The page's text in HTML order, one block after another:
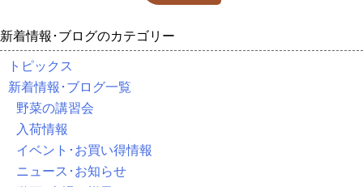
新着情報･ブログのカテゴリー
トピックス
新着情報･ブログ一覧
野菜の講習会
入荷情報
イベント･お買い得情報
ニュース･お知らせ